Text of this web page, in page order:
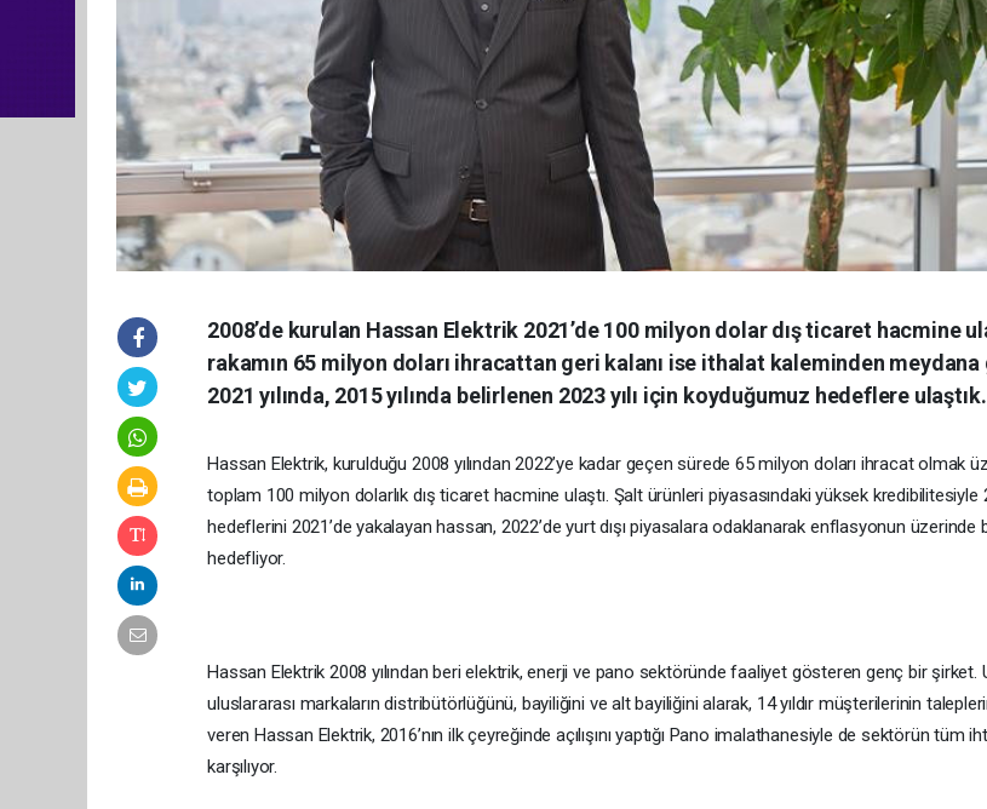
2008’de kurulan Hassan Elektrik 2021’de 100 milyon dolar dış ticaret hacmine
rakamın 65 milyon doları ihracattan geri kalanı ise ithalat kaleminden
2021 yılında, 2015 yılında belirlenen 2023 yılı için koyduğumuz hedeflere ulaştık.
Hassan Elektrik, kurulduğu 2008 yılından 2022’ye kadar geçen sürede 65 milyon doları ihracat olmak
toplam 100 milyon dolarlık dış ticaret hacmine ulaştı. Şalt ürünleri piyasasındaki yüksek kredibilitesiyle
hedeflerini 2021’de yakalayan hassan, 2022’de yurt dışı piyasalara odaklanarak enflasyonun üzerinde
hedefliyor.
Hassan Elektrik 2008 yılından beri elektrik, enerji ve pano sektöründe faaliyet gösteren genç bir şirket.
uluslararası markaların distribütörlüğünü, bayiliğini ve alt bayiliğini alarak, 14 yıldır müşterilerinin
veren Hassan Elektrik, 2016’nın ilk çeyreğinde açılışını yaptığı Pano imalathanesiyle de sektörün tüm
karşılıyor.